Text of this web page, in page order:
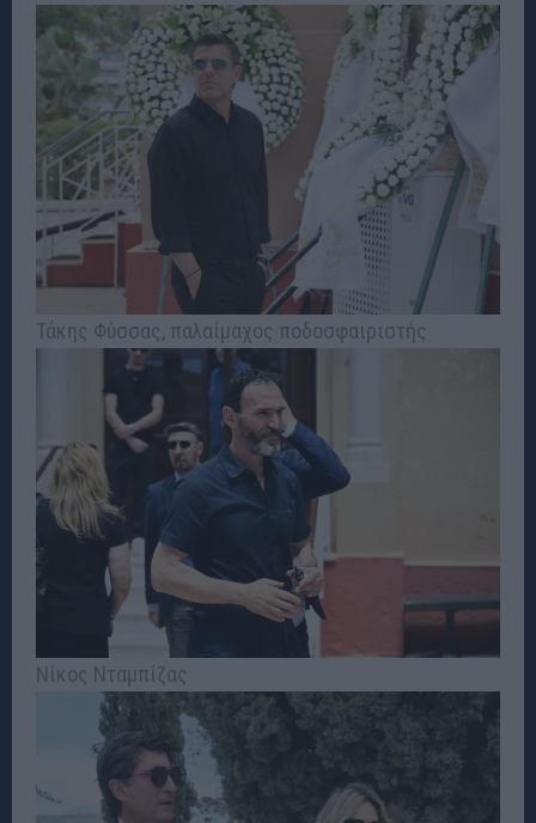
Τάκης Φύσσας, παλαίμαχος ποδοσφαιριστής
Νίκος Νταμπίζας